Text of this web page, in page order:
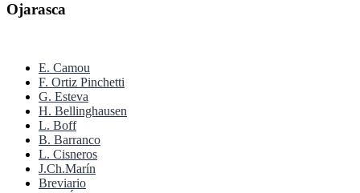
Ojarasca
E. Camou
F. Ortiz Pinchetti
G. Esteva
H. Bellinghausen
L. Boff
B. Barranco
L. Cisneros
J.Ch.Marín
Breviario